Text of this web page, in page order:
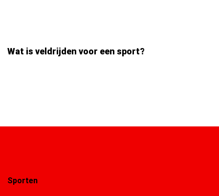
Wat is veldrijden voor een sport?
Sporten